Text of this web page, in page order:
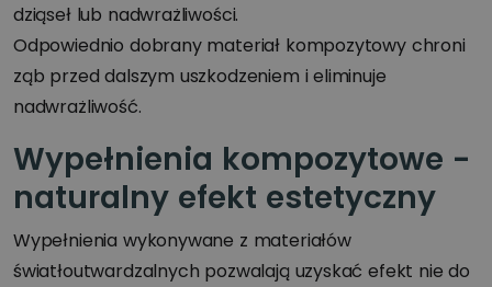
dziąseł lub nadwrażliwości.
Odpowiednio dobrany materiał kompozytowy chroni
ząb przed dalszym uszkodzeniem i eliminuje
nadwrażliwość.
Wypełnienia kompozytowe -
naturalny efekt estetyczny
Wypełnienia wykonywane z materiałów
światłoutwardzalnych pozwalają uzyskać efekt nie do